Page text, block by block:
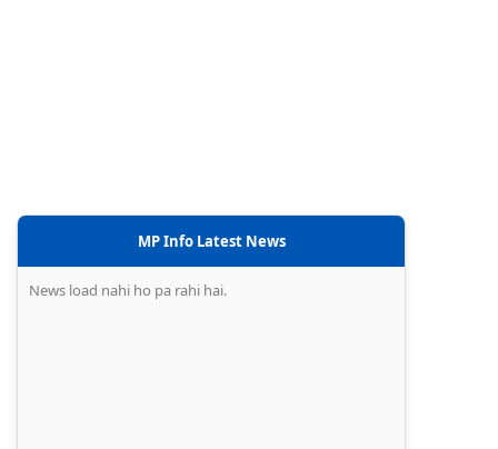
MP Info Latest News
News load nahi ho pa rahi hai.